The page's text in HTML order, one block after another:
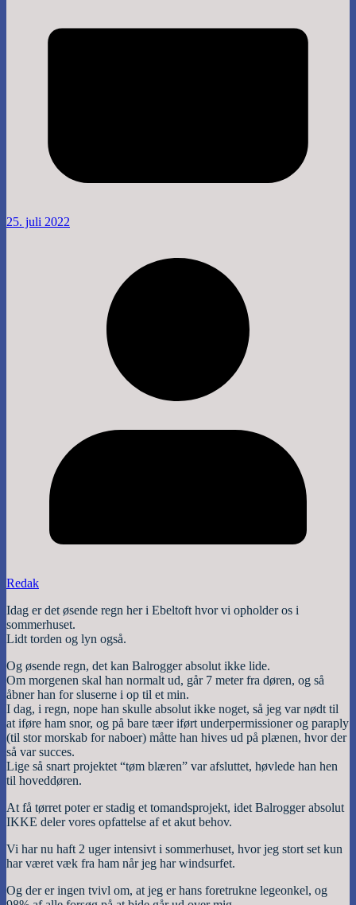
25. juli 2022
Redak
Idag er det øsende regn her i Ebeltoft hvor vi opholder os i
sommerhuset.
Lidt torden og lyn også.
Og øsende regn, det kan Balrogger absolut ikke lide.
Om morgenen skal han normalt ud, går 7 meter fra døren, og så
åbner han for sluserne i op til et min.
I dag, i regn, nope han skulle absolut ikke noget, så jeg var nødt til
at iføre ham snor, og på bare tæer iført underpermissioner og paraply
(til stor morskab for naboer) måtte han hives ud på plænen, hvor der
så var succes.
Lige så snart projektet “tøm blæren” var afsluttet, høvlede han hen
til hoveddøren.
At få tørret poter er stadig et tomandsprojekt, idet Balrogger absolut
IKKE deler vores opfattelse af et akut behov.
Vi har nu haft 2 uger intensivt i sommerhuset, hvor jeg stort set kun
har været væk fra ham når jeg har windsurfet.
Og der er ingen tvivl om, at jeg er hans foretrukne legeonkel, og